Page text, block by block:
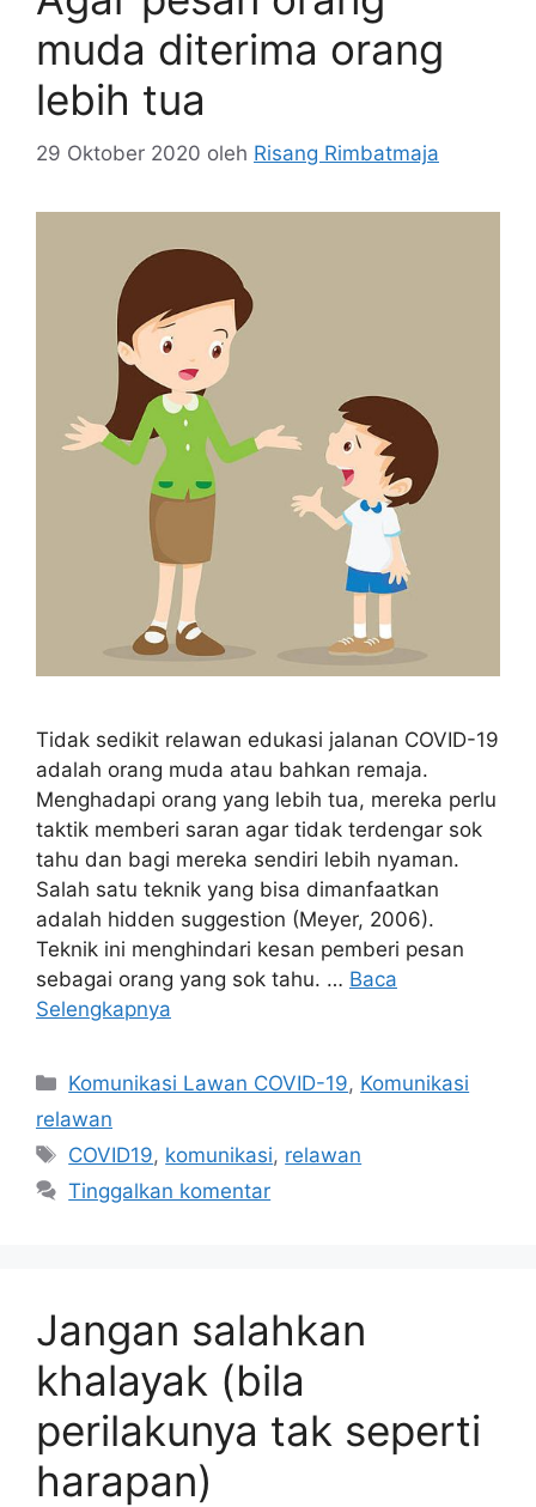
muda diterima orang
lebih tua
29 Oktober 2020 oleh Risang Rimbatmaja
Tidak sedikit relawan edukasi jalanan COVID-19
adalah orang muda atau bahkan remaja.
Menghadapi orang yang lebih tua, mereka perlu
taktik memberi saran agar tidak terdengar sok
tahu dan bagi mereka sendiri lebih nyaman.
Salah satu teknik yang bisa dimanfaatkan
adalah hidden suggestion (Meyer, 2006).
Teknik ini menghindari kesan pemberi pesan
sebagai orang yang sok tahu. … Baca
Selengkapnya
Kategori
Komunikasi Lawan COVID-19, Komunikasi
relawan
Tag
COVID19, komunikasi, relawan
Tinggalkan komentar
Jangan salahkan
khalayak (bila
perilakunya tak seperti
harapan)